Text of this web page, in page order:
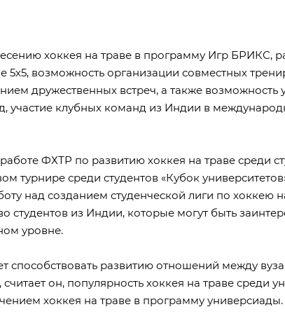
хоккея на траве в программу Игр БРИКС,
5х5, возможность организации совместных
дружественных встреч, а также возможность
участие клубных команд из Индии в
ФХТР по развитию хоккея на траве среди
турнире среди студентов «Кубок
над созданием студенческой лиги по хоккею
студентов из Индии, которые могут быть
уровне.
способствовать развитию отношений между
он, популярность хоккея на траве среди
хоккея на траве в программу универсиады.